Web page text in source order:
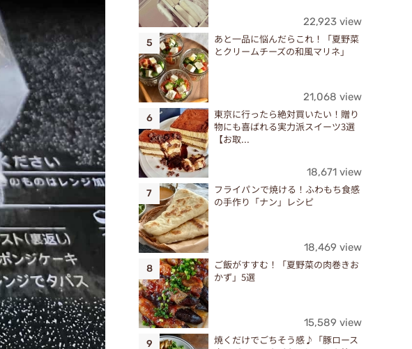
22,923 view
あと一品に悩んだらこれ！「夏野菜
とクリームチーズの和風マリネ」
21,068 view
東京に行ったら絶対買いたい！贈り
物にも喜ばれる実力派スイーツ3選
【お取...
18,671 view
フライパンで焼ける！ふわもち食感
の手作り「ナン」レシピ
18,469 view
ご飯がすすむ！「夏野菜の肉巻きお
かず」5選
15,589 view
焼くだけでごちそう感♪「豚ロース